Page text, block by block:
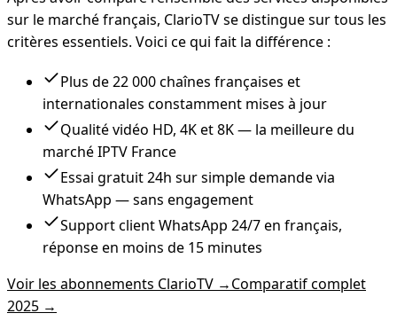
sur le marché français, ClarioTV se distingue sur tous les
critères essentiels. Voici ce qui fait la différence :
Plus de 22 000 chaînes françaises et
internationales constamment mises à jour
Qualité vidéo HD, 4K et 8K — la meilleure du
marché IPTV France
Essai gratuit 24h sur simple demande via
WhatsApp — sans engagement
Support client WhatsApp 24/7 en français,
réponse en moins de 15 minutes
Voir les abonnements ClarioTV →Comparatif complet
2025 →